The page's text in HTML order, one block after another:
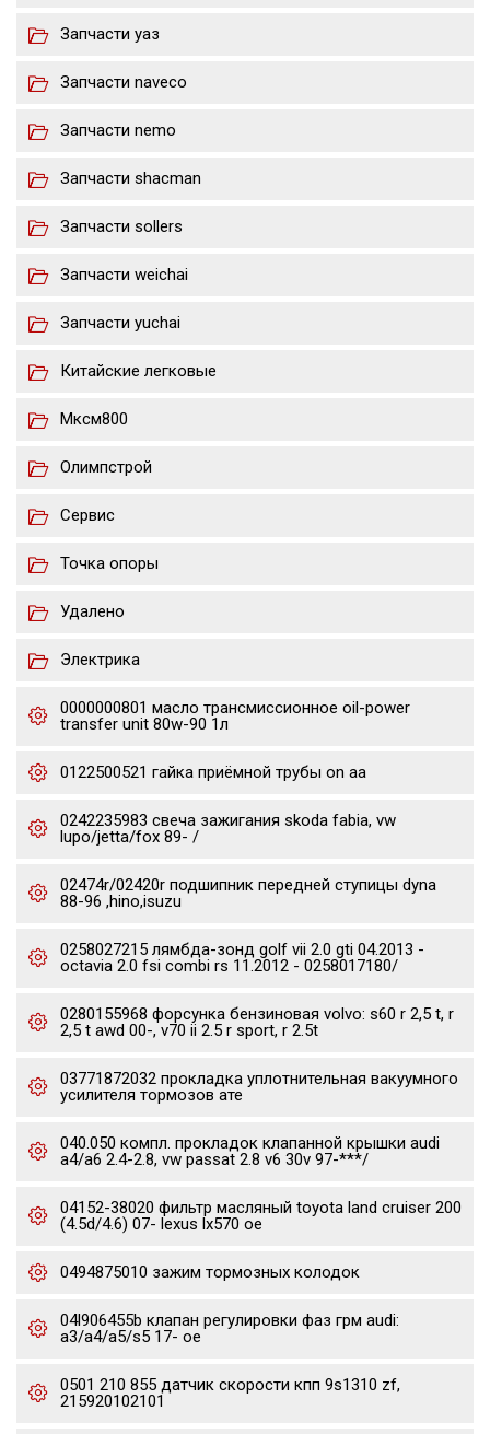
Запчасти уаз
Запчасти naveco
Запчасти nemo
Запчасти shacman
Запчасти sollers
Запчасти weichai
Запчасти yuchai
Китайские легковые
Мксм800
Олимпстрой
Сервис
Точка опоры
Удалено
Электрика
0000000801 масло трансмиссионное oil-power
transfer unit 80w-90 1л
0122500521 гайка приёмной трубы on aa
0242235983 свеча зажигания skoda fabia, vw
lupo/jetta/fox 89- /
02474r/02420r подшипник передней ступицы dyna
88-96 ,hino,isuzu
0258027215 лямбда-зонд golf vii 2.0 gti 04.2013 -
octavia 2.0 fsi combi rs 11.2012 - 0258017180/
0280155968 форсунка бензиновая volvo: s60 r 2,5 t, r
2,5 t awd 00-, v70 ii 2.5 r sport, r 2.5t
03771872032 прокладка уплотнительная вакуумного
усилителя тормозов ате
040.050 компл. прокладок клапанной крышки audi
a4/a6 2.4-2.8, vw passat 2.8 v6 30v 97-***/
04152-38020 фильтр масляный toyota land cruiser 200
(4.5d/4.6) 07- lexus lx570 oe
0494875010 зажим тормозных колодок
04l906455b клапан регулировки фаз грм audi:
a3/a4/a5/s5 17- oe
0501 210 855 датчик скорости кпп 9s1310 zf,
215920102101